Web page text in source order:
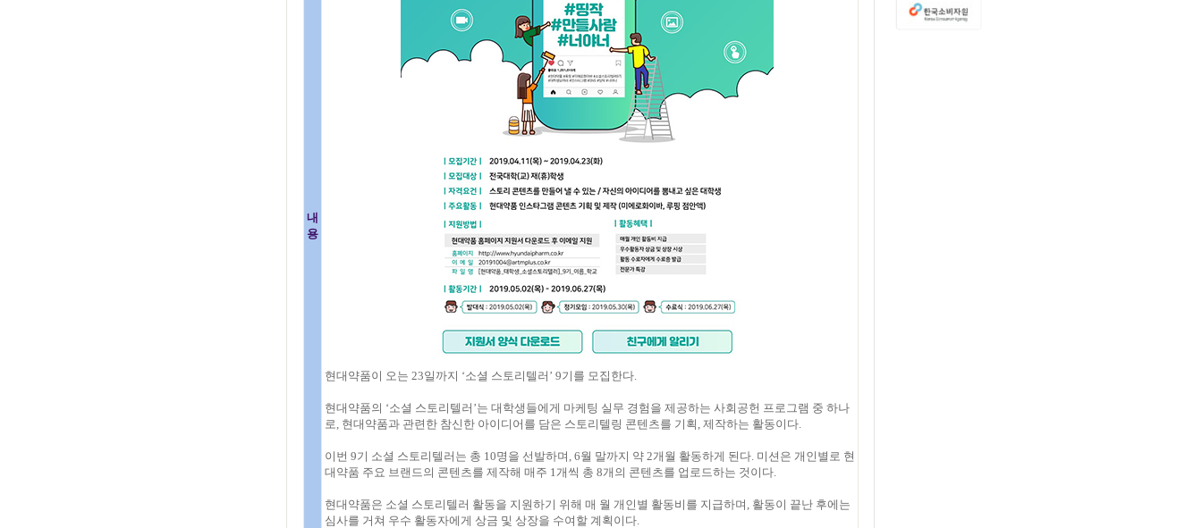
내
용
현대약품이 오는 23일까지 ‘소셜 스토리텔러’ 9기를 모집한다.
현대약품의 ‘소셜 스토리텔러’는 대학생들에게 마케팅 실무 경험을 제공하는 사회공헌 프로그램 중 하나
로, 현대약품과 관련한 참신한 아이디어를 담은 스토리텔링 콘텐츠를 기획, 제작하는 활동이다.
이번 9기 소셜 스토리텔러는 총 10명을 선발하며, 6월 말까지 약 2개월 활동하게 된다. 미션은 개인별로 현
대약품 주요 브랜드의 콘텐츠를 제작해 매주 1개씩 총 8개의 콘텐츠를 업로드하는 것이다.
현대약품은 소셜 스토리텔러 활동을 지원하기 위해 매 월 개인별 활동비를 지급하며, 활동이 끝난 후에는
심사를 거쳐 우수 활동자에게 상금 및 상장을 수여할 계획이다.